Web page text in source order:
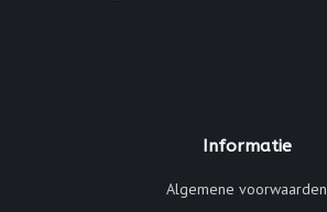
Informatie
Algemene voorwaarden